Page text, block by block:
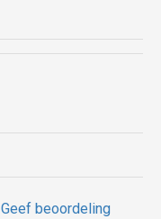
Geef beoordeling